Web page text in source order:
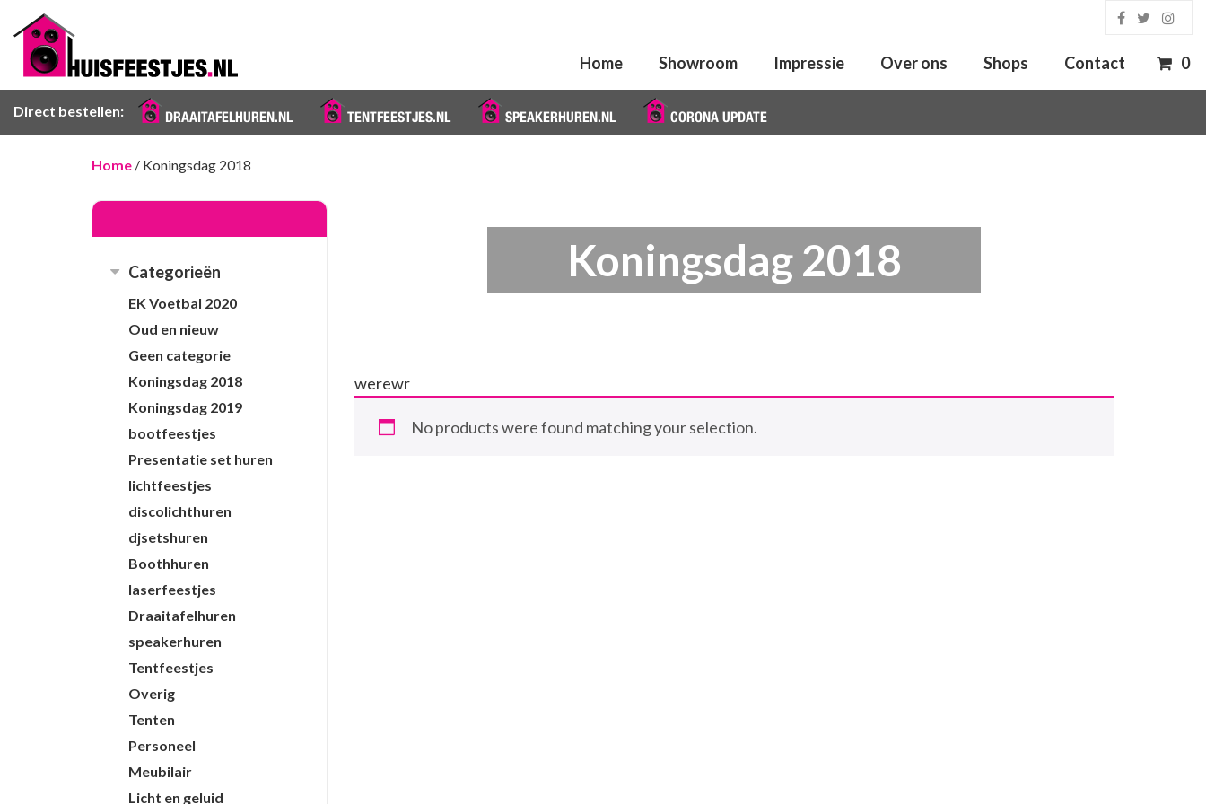
Home Showroom Impressie Over ons Shops Contact 0
Direct bestellen: DRAAITAFELHUREN.NL TENTFEESTJES.NL SPEAKERHUREN.NL CORONA UPDATE
Home / Koningsdag 2018
Categorieën
EK Voetbal 2020
Oud en nieuw
Geen categorie
Koningsdag 2018
Koningsdag 2019
bootfeestjes
Presentatie set huren
lichtfeestjes
discolichthuren
djsetshuren
Boothhuren
laserfeestjes
Draaitafelhuren
speakerhuren
Tentfeestjes
Overig
Tenten
Personeel
Meubilair
Licht en geluid
Koningsdag 2018
werewr
No products were found matching your selection.